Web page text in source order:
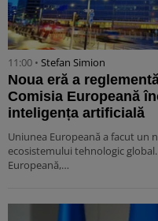
11:00 • Stefan Simion
Noua eră a
Comisia Europeană
inteligența artificială
Uniunea Europeană a facut un
ecosistemului tehnologic
Europeană,…